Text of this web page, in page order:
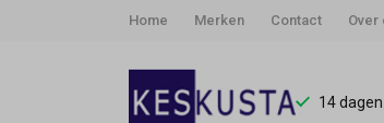
Home Merken Contact Over
14